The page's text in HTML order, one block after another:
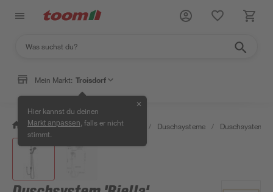
Mein Markt: Troisdorf
Hier kannst du deinen
Markt anpassen , falls er nicht
stimmt.
✕
/ Bad & Sanitär / Badarmaturen / Duschsysteme / Duschsysteme